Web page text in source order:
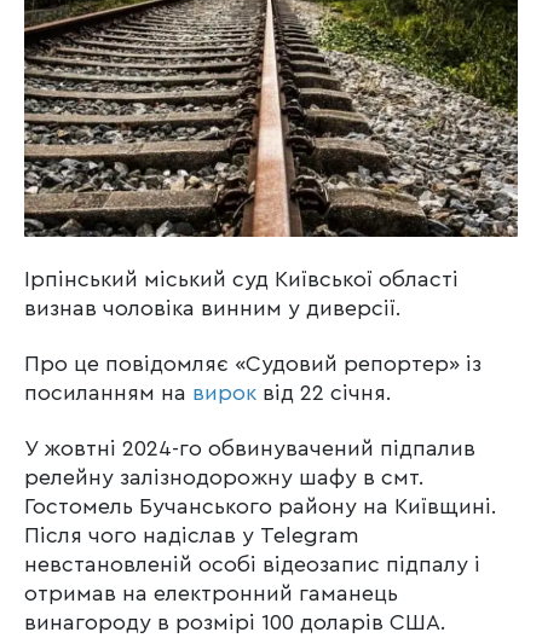
Ірпінський міський суд Київської області
визнав чоловіка винним у диверсії.
Про це повідомляє «Судовий репортер» із
посиланням на вирок від 22 січня.
У жовтні 2024-го обвинувачений підпалив
релейну залізнодорожну шафу в смт.
Гостомель Бучанського району на Київщині.
Після чого надіслав у Telegram
невстановленій особі відеозапис підпалу і
отримав на електронний гаманець
винагороду в розмірі 100 доларів США.